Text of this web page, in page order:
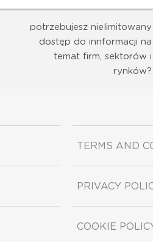
potrzebujesz nielimitowany
dostęp do innformacji na
temat firm, sektorów i
rynków?
TERMS AND
PRIVACY
COOKIE